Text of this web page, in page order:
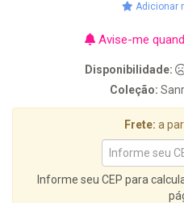
Adicionar
Avise-me
Disponibilidade:
Coleção:
Frete: a
Informe seu CEP para